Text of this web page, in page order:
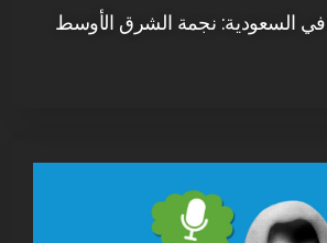
السعودية: نجمة الشرق الأوسط